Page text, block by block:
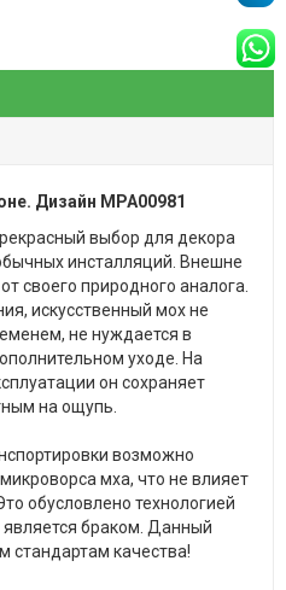
Дизайн MPA00981
выбор для декора
инсталляций. Внешне
своего природного аналога.
искусственный мох не
не нуждается в
уходе. На
он сохраняет
на ощупь.
возможно
мха, что не влияет
обусловлено технологией
является браком. Данный
стандартам качества!